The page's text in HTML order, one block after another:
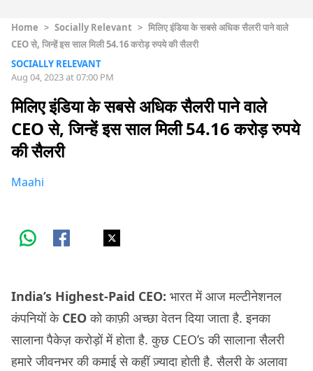
Home > Socially Relevant > मिलिए इंडिया के सबसे अधिक सैलरी पाने वाले
CEO से, जिन्हें इस साल मिली 54.16 करोड़ रुपये की सैलरी
SOCIALLY RELEVANT
Aug 04, 2023 at 07:00 PM
मिलिए इंडिया के सबसे अधिक सैलरी पाने वाले
CEO से, जिन्हें इस साल मिली 54.16 करोड़ रुपये
की सैलरी
Maahi
India’s Highest-Paid CEO: भारत में आज मल्टीनेशनल
कंपनियों के CEOको काफ़ी अच्छा वेतन दिया जाता है. इनका
सालाना पैकेज़ करोड़ों में होता है. कुछ CEO’s की सालाना सैलरी
हमारे जीवनभर की कमाई से कहीं ज़्यादा होती है. सैलरी के अलावा